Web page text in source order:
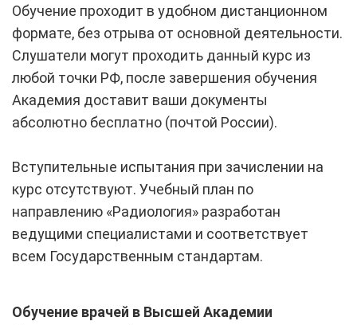
Обучение проходит в удобном дистанционном
формате, без отрыва от основной деятельности.
Слушатели могут проходить данный курс из
любой точки РФ, после завершения обучения
Академия доставит ваши документы
абсолютно бесплатно (почтой России).
Вступительные испытания при зачислении на
курс отсутствуют. Учебный план по
направлению «Радиология» разработан
ведущими специалистами и соответствует
всем Государственным стандартам.
Обучение врачей в Высшей Академии